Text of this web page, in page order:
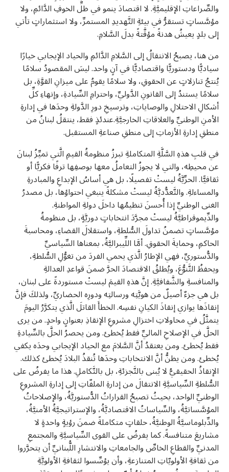
والصِّراعاتِ الإقليميَّةِ. لا اقتصادَ ينمو في ظلِّ الخوفِ الدَّائمِ، ولا
مؤسَّساتٍ تستقرُّ في بيئةِ التَّهديدِ المستمرِّ، ولا استثماراتٍ تأتي
إلى بلدٍ يعيشُ هدنةً مؤقَّتةً بدلَ السَّلامِ.
من هنا، يصبحُ الانتقالُ إلى السَّلامِ الدَّائمِ والحياد الإيجابي خيارًا
سياديًّا ودستوريًّا واقتصاديًّا في آنٍ واحد. ليسَ المقصودُ سلامًا
يُنتجُ تنازلاتٍ عن الحقوقِ، ولا سلامًا يقومُ على ميزانِ القوَّةِ، بل
سلامًا يستندُ إلى القانونِ الدَّوليِّ، واحترامِ السِّيادةِ، وإنهاءِ كلِّ
أشكالِ الاحتلالِ والوصاياتِ، وترسيخِ دورِ الدَّولةِ وحدَها في إدارةِ
الأمنِ الوطنيِّ والعلاقاتِ الخارجيَّةِ.عندئذٍ فقط، ينتقلُ لبنانُ من
منطقِ إدارةِ الأزماتِ إلى منطقِ صناعةِ المستقبل.
في قلبِ هذهِ السَّلَّةِ المتكاملةِ تبرزُ منظومةُ القيمِ الَّتي تميِّزُ لبنانَ
عن محيطِه، والتي لا يجوزُ التعاملُ معها بوصفِها ترفًا فكريًّا أو
ثقافيًّا. الحرِّيَّةُ ليستْ تفصيلًا، بل هي أساسُ الإبداعِ والمبادرةِ
والمساءلةِ. والتَّعدُّديَّةُ ليستْ مشكلةً ينبغي احتواؤها، بل مصدرُ
الغنى الوطنيِّ إذا أُحسنَ تنظيمُها داخلَ دولةِ المواطنةِ.
والدِّيموقراطيَّةُ ليستْ مجرَّدَ انتخاباتٍ دوريَّةٍ، بل منظومةُ
مؤسَّساتٍ تضمنُ تداولَ السُّلطةِ، واستقلالَ القضاءِ، ومحاسبةَ
الحاكمِ، وحمايةَ الحقوقِ. أمَّا اللِّيبراليَّةُ، بمعناها السِّياسيِّ
والدُّستوريِّ، فهي الإطارُ الَّذي يحمي الفردَ من تغوُّلِ السُّلطةِ،
ويحفظُ التَّنوُّعَ، ويُطلقُ الاقتصادَ الحرَّ ضمنَ قواعدِ العدالةِ
والمنافسةِ والشَّفافيَّةِ. إنَّ هذهِ القيمَ ليستْ مستوردةً على لبنان،
بل هي جزءٌ أصيلٌ من هويَّتِه ورسالتِه ودورِه الحضاريِّ، ولذلكَ فإنَّ
إنقاذَها يوازي إنقاذَ الكيانِ نفسِه. الخطأَ القاتلَ الَّذي يتكرَّرُ اليومَ
يتمثَّلُ في محاولاتِ اختزالِ مشروعِ الإنقاذِ بعنوانٍ واحدٍ. من يرى
الحلَّ في الإصلاحِ الماليِّ فقط يُخطئ. ومن يحصرُ الحلَّ بالسِّيادةِ
فقط يُخطئ. ومن يعتقدُ أنَّ السَّلامَ مع الحياد الإيجابي وحدَه يكفي
يُخطئ. ومن يظنُّ أنَّ الانتخاباتِ وحدَها تُنقذُ البلادَ يُخطئ كذلك.
الإنقاذُ الحقيقيُّ لا يُبنى بالتَّجزئةِ، بل بالتَّكاملِ. هذا ما يفرضُ على
السُّلطةِ السِّياسيَّةِ الانتقالَ من إدارةِ الملفّاتِ إلى إدارةِ المشروعِ
الوطنيِّ الواحد، بحيثُ تصبحُ القراراتُ الدُّستوريَّةُ، والإصلاحاتُ
المؤسَّساتيَّةُ، والسِّياساتُ الاقتصاديَّةُ، والإستراتيجيَّةُ الأمنيَّةُ،
والدِّبلوماسيَّةُ الوطنيَّةُ، حلقاتٍ متكاملةً ضمنَ رؤيةٍ واحدةٍ لا
مشاريعَ متنافسةً. كما يفرضُ على القوى السِّياسيَّةِ والمجتمعِ
المدنيِّ والقطاعِ الخاصِّ والجامعاتِ والانتشارِ اللُّبنانيِّ أن يتحرَّروا
من ثقافةِ الأولويّاتِ المتنازعةِ، وأن يؤسِّسوا لثقافةِ الأولويَّةِ